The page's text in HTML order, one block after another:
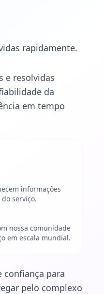
rapidamente.
e resolvidas
da
em tempo
informações
serviço.
nossa comunidade
em escala mundial.
confiança para
pelo complexo